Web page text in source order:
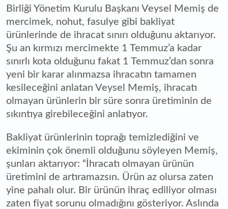
Birliği Yönetim Kurulu Başkanı Veysel Memiş de
mercimek, nohut, fasulye gibi bakliyat
ürünlerinde de ihracat sınırı olduğunu aktarıyor.
Şu an kırmızı mercimekte 1 Temmuz’a kadar
sınırlı kota olduğunu fakat 1 Temmuz’dan sonra
yeni bir karar alınmazsa ihracatın tamamen
kesileceğini anlatan Veysel Memiş, ihracatı
olmayan ürünlerin bir süre sonra üretiminin de
sıkıntıya girebileceğini anlatıyor.
Bakliyat ürünlerinin toprağı temizlediğini ve
ekiminin çok önemli olduğunu söyleyen Memiş,
şunları aktarıyor: “İhracatı olmayan ürünün
üretimini de artıramazsın. Ürün az olursa zaten
yine pahalı olur. Bir ürünün ihraç ediliyor olması
zaten fiyat sorunu olmadığını gösteriyor. Aslında